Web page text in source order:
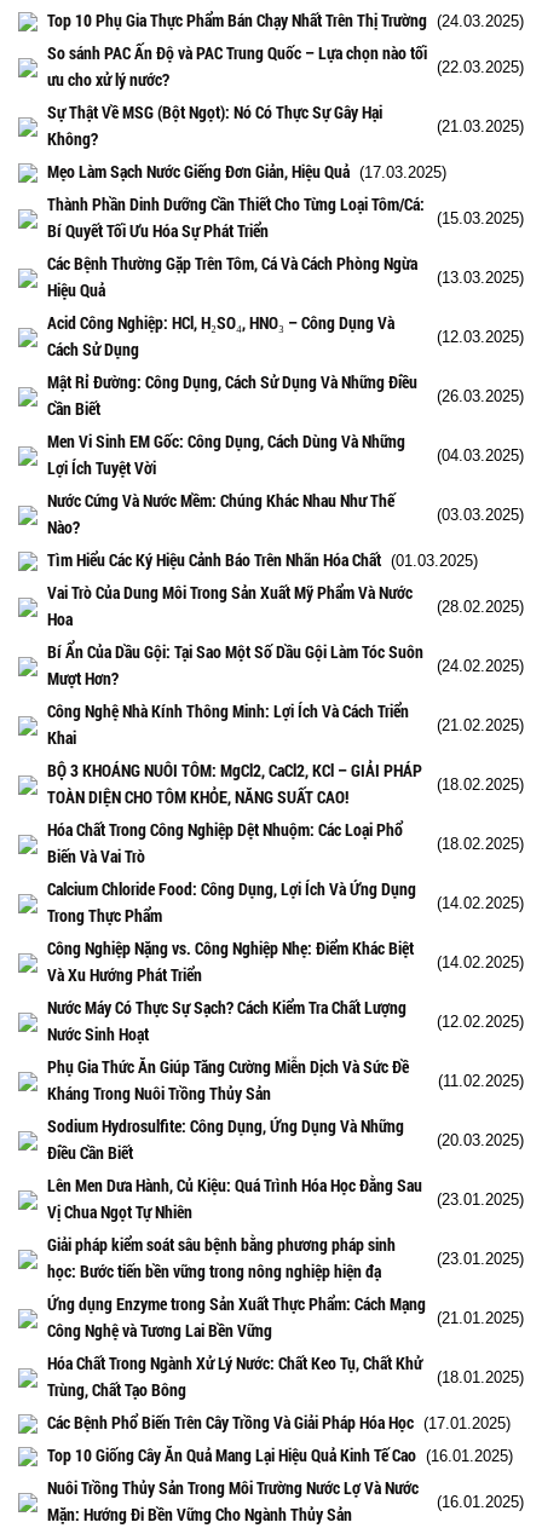
Top 10 Phụ Gia Thực Phẩm Bán Chạy Nhất Trên Thị Trường (24.03.2025)
So sánh PAC Ấn Độ và PAC Trung Quốc – Lựa chọn nào tối
ưu cho xử lý nước?
(22.03.2025)
Sự Thật Về MSG (Bột Ngọt): Nó Có Thực Sự Gây Hại
Không?
(21.03.2025)
Mẹo Làm Sạch Nước Giếng Đơn Giản, Hiệu Quả (17.03.2025)
Thành Phần Dinh Dưỡng Cần Thiết Cho Từng Loại Tôm/Cá:
Bí Quyết Tối Ưu Hóa Sự Phát Triển
(15.03.2025)
Các Bệnh Thường Gặp Trên Tôm, Cá Và Cách Phòng Ngừa
Hiệu Quả
(13.03.2025)
Acid Công Nghiệp: HCl, H₂SO₄, HNO₃ – Công Dụng Và
Cách Sử Dụng
(12.03.2025)
Mật Rỉ Đường: Công Dụng, Cách Sử Dụng Và Những Điều
Cần Biết
(26.03.2025)
Men Vi Sinh EM Gốc: Công Dụng, Cách Dùng Và Những
Lợi Ích Tuyệt Vời
(04.03.2025)
Nước Cứng Và Nước Mềm: Chúng Khác Nhau Như Thế
Nào?
(03.03.2025)
Tìm Hiểu Các Ký Hiệu Cảnh Báo Trên Nhãn Hóa Chất (01.03.2025)
Vai Trò Của Dung Môi Trong Sản Xuất Mỹ Phẩm Và Nước
Hoa
(28.02.2025)
Bí Ẩn Của Dầu Gội: Tại Sao Một Số Dầu Gội Làm Tóc Suôn
Mượt Hơn?
(24.02.2025)
Công Nghệ Nhà Kính Thông Minh: Lợi Ích Và Cách Triển
Khai
(21.02.2025)
BỘ 3 KHOÁNG NUÔI TÔM: MgCl2, CaCl2, KCl – GIẢI PHÁP
TOÀN DIỆN CHO TÔM KHỎE, NĂNG SUẤT CAO!
(18.02.2025)
Hóa Chất Trong Công Nghiệp Dệt Nhuộm: Các Loại Phổ
Biến Và Vai Trò
(18.02.2025)
Calcium Chloride Food: Công Dụng, Lợi Ích Và Ứng Dụng
Trong Thực Phẩm
(14.02.2025)
Công Nghiệp Nặng vs. Công Nghiệp Nhẹ: Điểm Khác Biệt
Và Xu Hướng Phát Triển
(14.02.2025)
Nước Máy Có Thực Sự Sạch? Cách Kiểm Tra Chất Lượng
Nước Sinh Hoạt
(12.02.2025)
Phụ Gia Thức Ăn Giúp Tăng Cường Miễn Dịch Và Sức Đề
Kháng Trong Nuôi Trồng Thủy Sản
(11.02.2025)
Sodium Hydrosulfite: Công Dụng, Ứng Dụng Và Những
Điều Cần Biết
(20.03.2025)
Lên Men Dưa Hành, Củ Kiệu: Quá Trình Hóa Học Đằng Sau
Vị Chua Ngọt Tự Nhiên
(23.01.2025)
Giải pháp kiểm soát sâu bệnh bằng phương pháp sinh
học: Bước tiến bền vững trong nông nghiệp hiện đạ
(23.01.2025)
Ứng dụng Enzyme trong Sản Xuất Thực Phẩm: Cách Mạng
Công Nghệ và Tương Lai Bền Vững
(21.01.2025)
Hóa Chất Trong Ngành Xử Lý Nước: Chất Keo Tụ, Chất Khử
Trùng, Chất Tạo Bông
(18.01.2025)
Các Bệnh Phổ Biến Trên Cây Trồng Và Giải Pháp Hóa Học (17.01.2025)
Top 10 Giống Cây Ăn Quả Mang Lại Hiệu Quả Kinh Tế Cao (16.01.2025)
Nuôi Trồng Thủy Sản Trong Môi Trường Nước Lợ Và Nước
Mặn: Hướng Đi Bền Vững Cho Ngành Thủy Sản
(16.01.2025)